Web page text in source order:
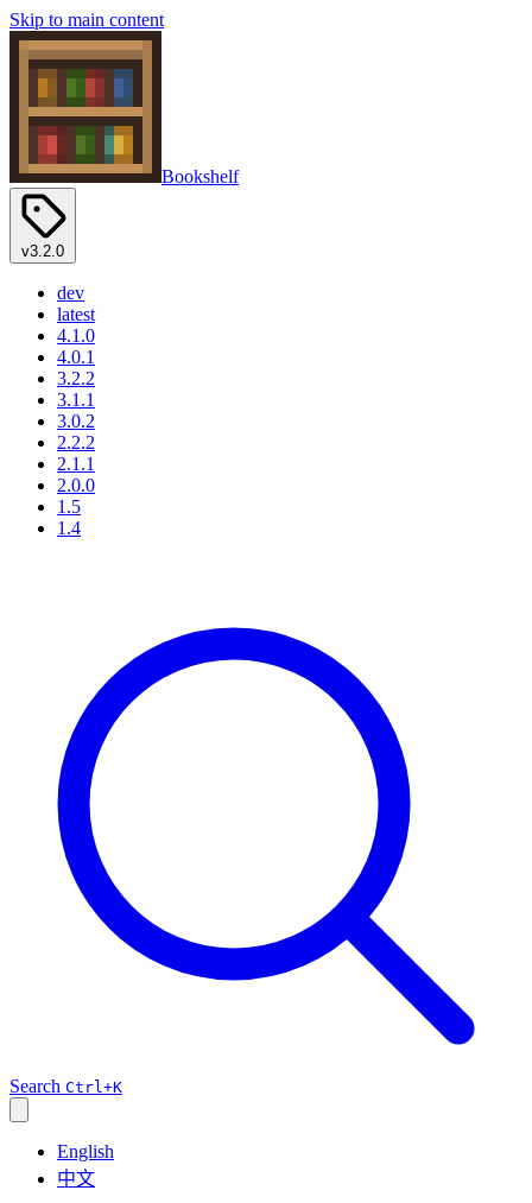
Skip to main content
Bookshelf
v3.2.0
dev
latest
4.1.0
4.0.1
3.2.2
3.1.1
3.0.2
2.2.2
2.1.1
2.0.0
1.5
1.4
Search Ctrl+K
English
中文